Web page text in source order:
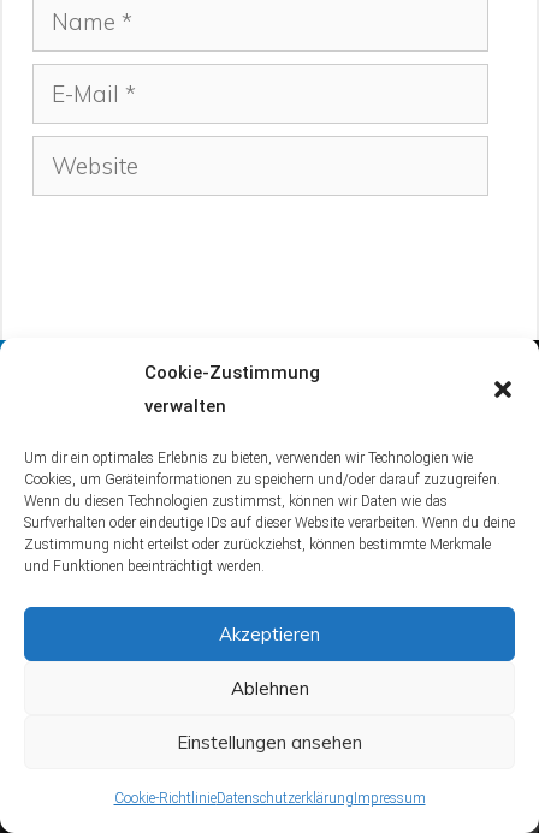
Cookie-Zustimmung
verwalten
Um dir ein optimales Erlebnis zu bieten, verwenden wir Technologien wie
Cookies, um Geräteinformationen zu speichern und/oder darauf zuzugreifen.
Wenn du diesen Technologien zustimmst, können wir Daten wie das
Surfverhalten oder eindeutige IDs auf dieser Website verarbeiten. Wenn du deine
Zustimmung nicht erteilst oder zurückziehst, können bestimmte Merkmale
und Funktionen beeinträchtigt werden.
Akzeptieren
Ablehnen
Einstellungen ansehen
Cookie-RichtlinieDatenschutzerklärung Impressum
Weichspüler selbst machen:
Natürlich & Effektiv!
Januar 22, 2024
Nächster Beitrag